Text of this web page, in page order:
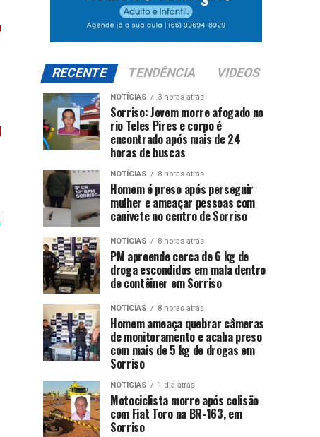
RECENTE TENDÊNCIA VIDEOS
NOTÍCIAS 3 horas atrás
Sorriso: Jovem morre afogado no
rio Teles Pires e corpo é
encontrado após mais de 24
horas de buscas
NOTÍCIAS 8 horas atrás
Homem é preso após perseguir
mulher e ameaçar pessoas com
canivete no centro de Sorriso
NOTÍCIAS 8 horas atrás
PM apreende cerca de 6 kg de
droga escondidos em mala dentro
de contêiner em Sorriso
NOTÍCIAS 8 horas atrás
Homem ameaça quebrar câmeras
de monitoramento e acaba preso
com mais de 5 kg de drogas em
Sorriso
NOTÍCIAS 1 dia atrás
Motociclista morre após colisão
com Fiat Toro na BR-163, em
Sorriso